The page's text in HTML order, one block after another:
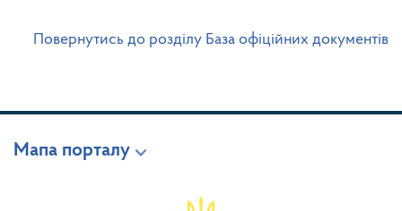
Повернутись до розділу База офіційних документів
Мапа порталу